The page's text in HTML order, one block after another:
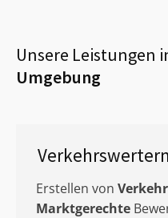
Unsere Leistungen
Umgebung
Erstellen von
Marktgerechte